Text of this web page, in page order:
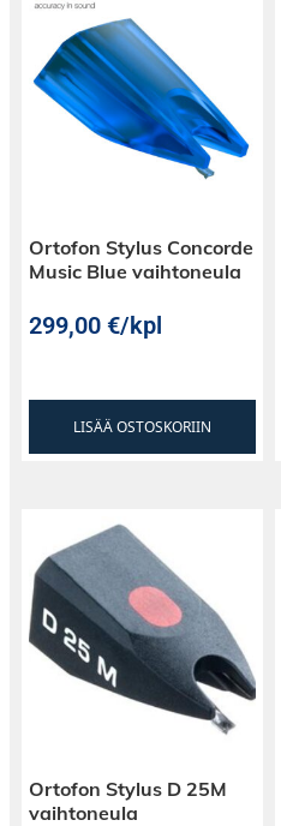
Ortofon Stylus Concorde
Music Blue vaihtoneula
299,00€/kpl
LISÄÄ OSTOSKORIIN
Ortofon Stylus D 25M
vaihtoneula